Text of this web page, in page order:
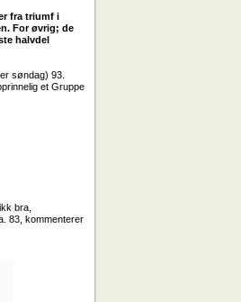
fra triumf i
For øvrig; de
halvdel
søndag) 93.
et Gruppe
bra,
83, kommenterer